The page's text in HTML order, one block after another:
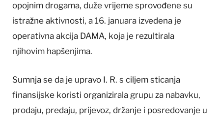
opojnim drogama, duže vrijeme sprovođene su
istražne aktivnosti, a 16. januara izvedena je
operativna akcija DAMA, koja je rezultirala
njihovim hapšenjima.
Sumnja se da je upravo I. R. s ciljem sticanja
finansijske koristi organizirala grupu za nabavku,
prodaju, predaju, prijevoz, držanje i posredovanje u